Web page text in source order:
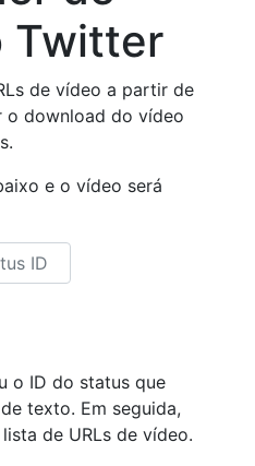
Twitter
de vídeo a partir de
o download do vídeo
e o vídeo será
o ID do status que
texto. Em seguida,
de URLs de vídeo.